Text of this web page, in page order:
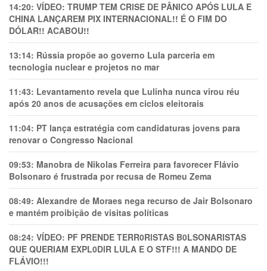
14:20: VÍDEO: TRUMP TEM CRlSE DE PÂNlCO APÓS LULA E
CHINA LANÇAREM PIX INTERNACIONAL!! É O FIM DO
DÓLAR!! ACABOU!!
13:14: Rússia propõe ao governo Lula parceria em
tecnologia nuclear e projetos no mar
11:43: Levantamento revela que Lulinha nunca virou réu
após 20 anos de acusações em ciclos eleitorais
11:04: PT lança estratégia com candidaturas jovens para
renovar o Congresso Nacional
09:53: Manobra de Nikolas Ferreira para favorecer Flávio
Bolsonaro é frustrada por recusa de Romeu Zema
08:49: Alexandre de Moraes nega recurso de Jair Bolsonaro
e mantém proibição de visitas políticas
08:24: VÍDEO: PF PRENDE TERR0RlSTAS B0LSONARlSTAS
QUE QUERIAM EXPL0DlR LULA E O STF!!! A MANDO DE
FLÁVIO!!!